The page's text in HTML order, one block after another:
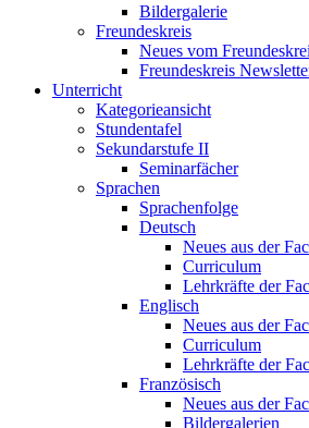
Bildergalerie
Freundeskreis
Neues vom
Freundeskreis
Unterricht
Kategorieansicht
Stundentafel
Sekundarstufe II
Seminarfächer
Sprachen
Sprachenfolge
Deutsch
Neues aus der
Curriculum
Lehrkräfte der
Englisch
Neues aus der
Curriculum
Lehrkräfte der
Französisch
Neues aus der
Bildergalerien